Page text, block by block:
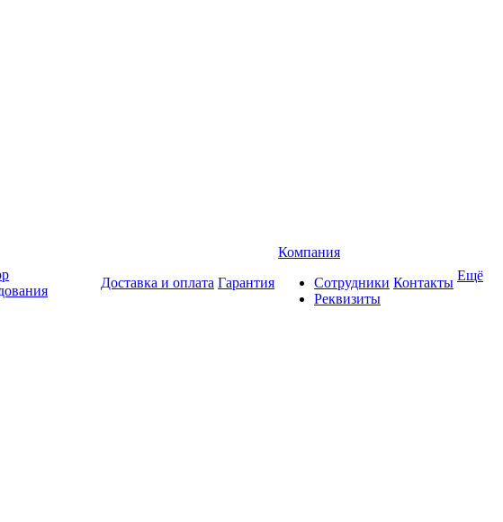
Доставка и оплата Гарантия
Компания
Сотрудники
Реквизиты
Контакты Ещё